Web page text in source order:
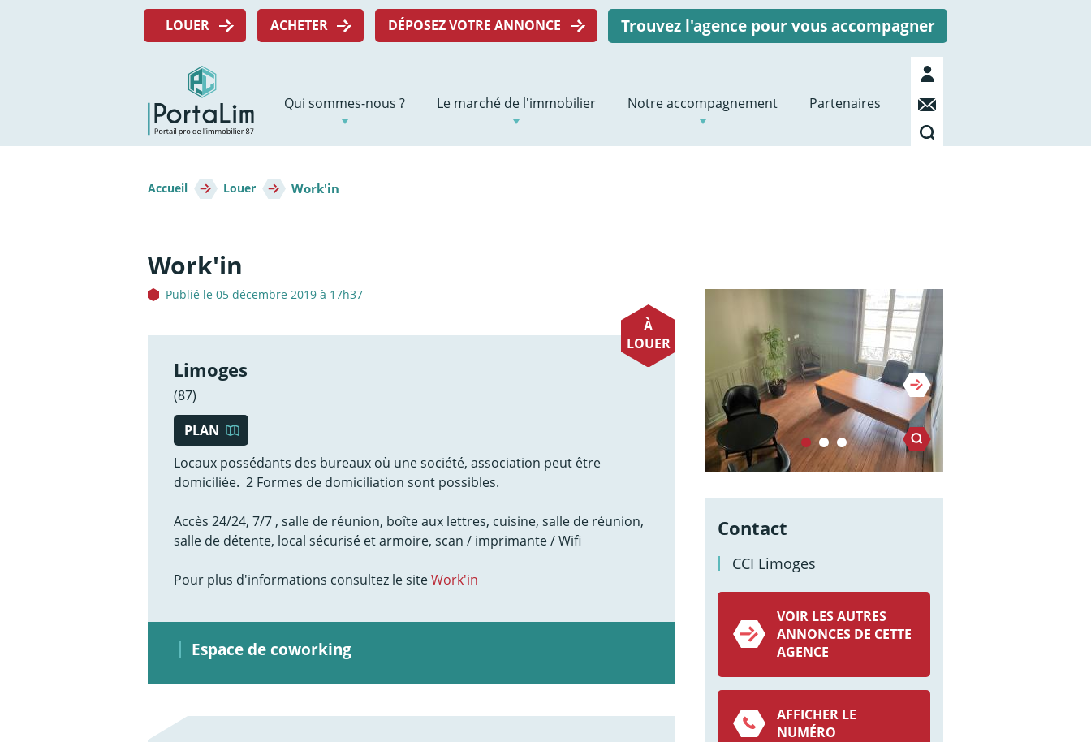
Menu
LOUER ACHETER DÉPOSEZ VOTRE ANNONCE Trouvez l'agence pour vous accompagner
Navigation
principale
Qui sommes-nous ? Le marché de l'immobilier Notre accompagnement Partenaires
Mon
compte
Contact
Recherche
d'Ariane
Accueil Louer Work'in
Work'in
Publié le 05 décembre 2019 à 17h37
À
LOUER
Limoges
(87)
PLAN
Locaux possédants des bureaux où une société, association peut être
domiciliée. 2 Formes de domiciliation sont possibles.
Accès 24/24, 7/7 , salle de réunion, boîte aux lettres, cuisine, salle de réunion,
salle de détente, local sécurisé et armoire, scan / imprimante / Wifi
Pour plus d'informations consultez le siteWork'in
Espace de coworking
Contact
CCI Limoges
VOIR LES AUTRES
ANNONCES DE CETTE
AGENCE
AFFICHER LE
NUMÉRO